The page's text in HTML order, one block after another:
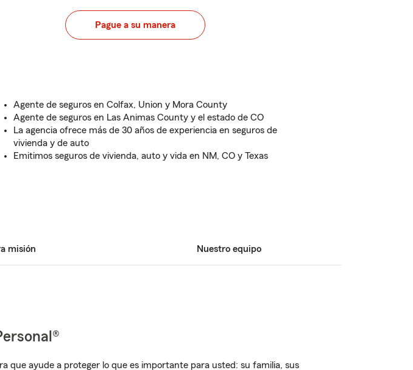
Pague a su manera
Agente de seguros en Colfax, Union y Mora County
Agente de seguros en Las Animas County y el estado de CO
La agencia ofrece más de 30 años de experiencia en seguros de
vivienda y de auto
Emitimos seguros de vivienda, auto y vida en NM, CO y Texas
misión Nuestro equipo
que ayude a proteger lo que es importante para usted: su familia, sus